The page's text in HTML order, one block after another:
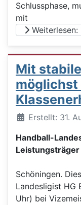
Schlussphase,
mit
Weiterlesen:
Mit
möglichst
DetailsErstellt: 31.
Handball-
Schöningen.
Landesligist HG
Uhr) bei